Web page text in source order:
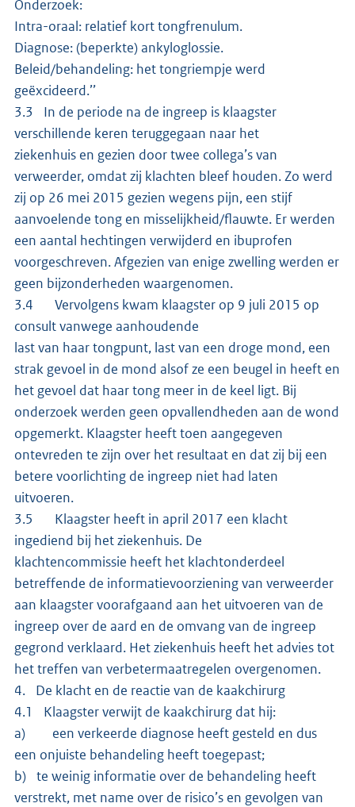
Onderzoek:
Intra-oraal: relatief kort tongfrenulum.
Diagnose: (beperkte) ankyloglossie.
Beleid/behandeling: het tongriempje werd
geëxcideerd.’’
3.3 In de periode na de ingreep is klaagster
verschillende keren teruggegaan naar het
ziekenhuis en gezien door twee collega’s van
verweerder, omdat zij klachten bleef houden. Zo werd
zij op 26 mei 2015 gezien wegens pijn, een stijf
aanvoelende tong en misselijkheid/flauwte. Er werden
een aantal hechtingen verwijderd en ibuprofen
voorgeschreven. Afgezien van enige zwelling werden er
geen bijzonderheden waargenomen.
3.4 Vervolgens kwam klaagster op 9 juli 2015 op
consult vanwege aanhoudende
last van haar tongpunt, last van een droge mond, een
strak gevoel in de mond alsof ze een beugel in heeft en
het gevoel dat haar tong meer in de keel ligt. Bij
onderzoek werden geen opvallendheden aan de wond
opgemerkt. Klaagster heeft toen aangegeven
ontevreden te zijn over het resultaat en dat zij bij een
betere voorlichting de ingreep niet had laten
uitvoeren.
3.5 Klaagster heeft in april 2017 een klacht
ingediend bij het ziekenhuis. De
klachtencommissie heeft het klachtonderdeel
betreffende de informatievoorziening van verweerder
aan klaagster voorafgaand aan het uitvoeren van de
ingreep over de aard en de omvang van de ingreep
gegrond verklaard. Het ziekenhuis heeft het advies tot
het treffen van verbetermaatregelen overgenomen.
4. De klacht en de reactie van de kaakchirurg
4.1 Klaagster verwijt de kaakchirurg dat hij:
a) een verkeerde diagnose heeft gesteld en dus
een onjuiste behandeling heeft toegepast;
b) te weinig informatie over de behandeling heeft
verstrekt, met name over de risico’s en gevolgen van